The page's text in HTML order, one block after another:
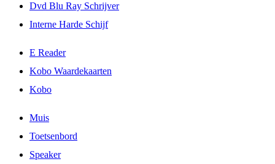
Dvd Blu Ray Schrijver
Interne Harde Schijf
E Reader
Kobo Waardekaarten
Kobo
Muis
Toetsenbord
Speaker